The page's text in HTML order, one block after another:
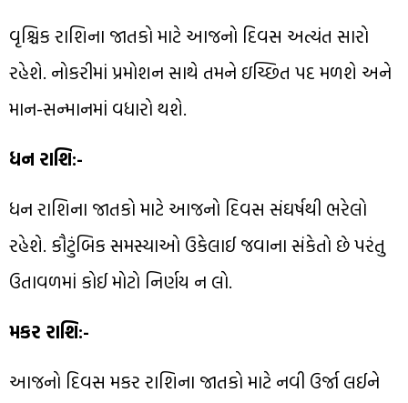
વૃશ્ચિક રાશિના જાતકો માટે આજનો દિવસ અત્યંત સારો
રહેશે. નોકરીમાં પ્રમોશન સાથે તમને ઇચ્છિત પદ મળશે અને
માન-સન્માનમાં વધારો થશે.
ધન રાશિ:-
ધન રાશિના જાતકો માટે આજનો દિવસ સંઘર્ષથી ભરેલો
રહેશે. કૌટુંબિક સમસ્યાઓ ઉકેલાઈ જવાના સંકેતો છે પરંતુ
ઉતાવળમાં કોઈ મોટો નિર્ણય ન લો.
મકર રાશિ:-
આજનો દિવસ મકર રાશિના જાતકો માટે નવી ઉર્જા લઈને